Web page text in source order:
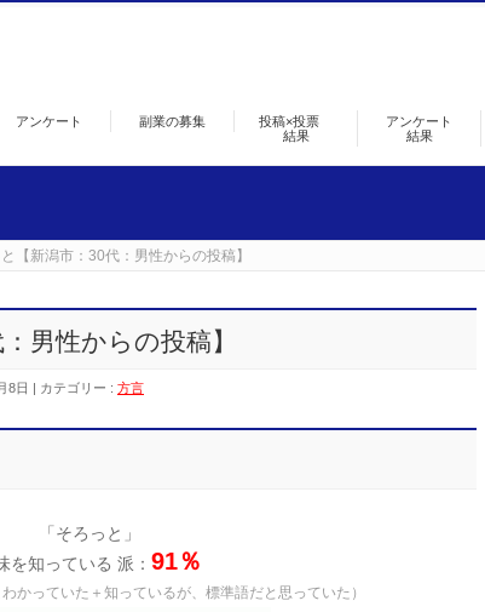
アンケート 副業の募集
投稿×投票
結果
アンケート
結果
【新潟市：30代：男性からの投稿】
男性からの投稿】
8日 カテゴリー : 方言
「そろっと」
を知っている 派： 91％
かっていた＋知っているが、標準語だと思っていた）